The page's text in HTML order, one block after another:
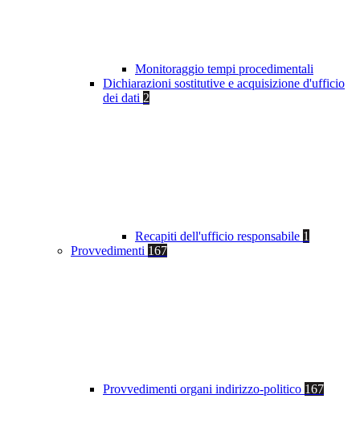
Monitoraggio tempi procedimentali
Dichiarazioni sostitutive e acquisizione d'ufficio
dei dati 2
Recapiti dell'ufficio responsabile 1
Provvedimenti 167
Provvedimenti organi indirizzo-politico 167